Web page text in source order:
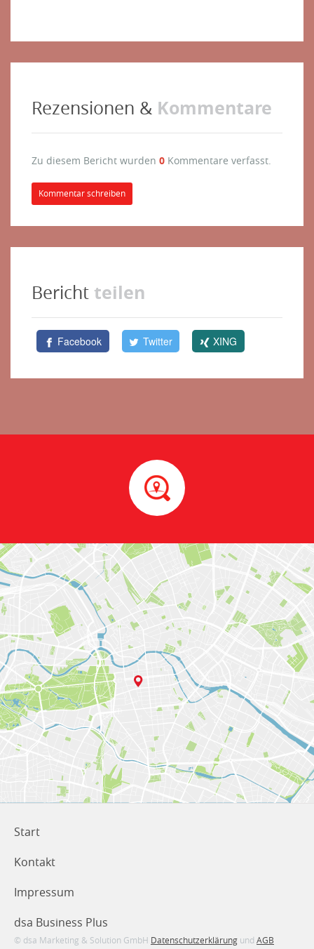
Rezensionen & Kommentare
Zu diesem Bericht wurden 0 Kommentare verfasst.
Kommentar schreiben
Bericht teilen
Facebook Twitter XING
Start
Kontakt
Impressum
dsa Business Plus
© dsa Marketing & Solution GmbH Datenschutzerklärung und AGB